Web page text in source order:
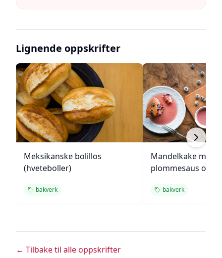
Lignende oppskrifter
Meksikanske bolillos
(hveteboller)
bakverk
Mandelkake med
plommesaus og
bakverk
← Tilbake til alle oppskrifter